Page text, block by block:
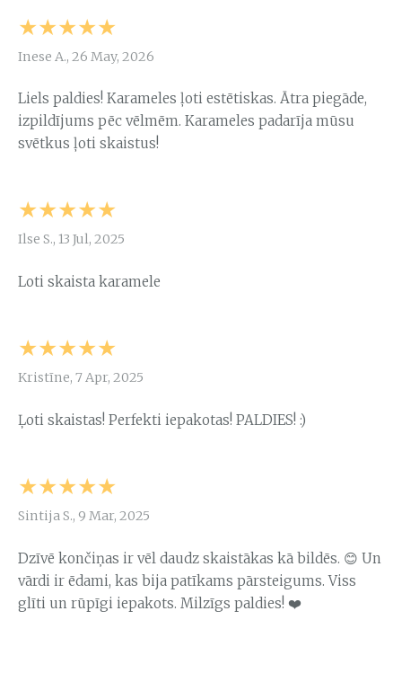
★★★★★
Inese A., 26 May, 2026
Liels paldies! Karameles ļoti estētiskas. Ātra piegāde,
izpildījums pēc vēlmēm. Karameles padarīja mūsu
svētkus ļoti skaistus!
★★★★★
Ilse S., 13 Jul, 2025
Loti skaista karamele
★★★★★
Kristīne, 7 Apr, 2025
Ļoti skaistas! Perfekti iepakotas! PALDIES! :)
★★★★★
Sintija S., 9 Mar, 2025
Dzīvē končiņas ir vēl daudz skaistākas kā bildēs. 😊 Un
vārdi ir ēdami, kas bija patīkams pārsteigums. Viss
glīti un rūpīgi iepakots. Milzīgs paldies! ❤️